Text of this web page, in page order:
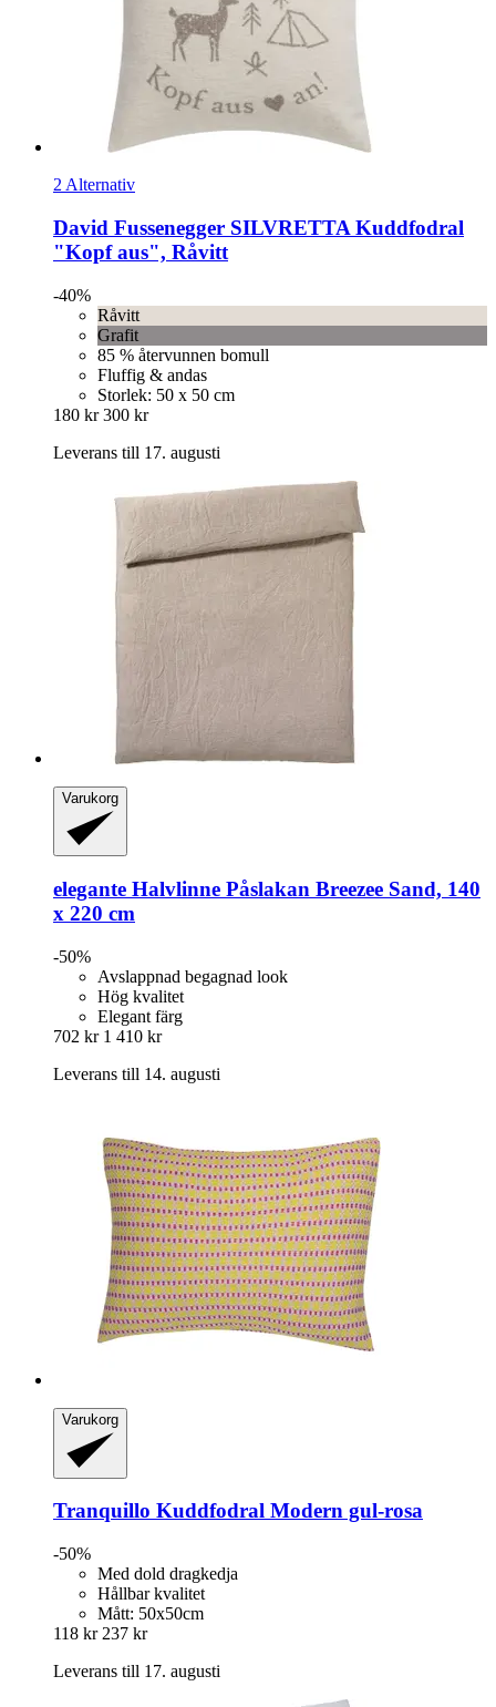
2 Alternativ
David Fussenegger SILVRETTA Kuddfodral
"Kopf aus", Råvitt
-40%
Råvitt
Grafit
85 % återvunnen bomull
Fluffig & andas
Storlek: 50 x 50 cm
180 kr 300 kr
Leverans till 17. augusti
Varukorg
elegante Halvlinne Påslakan Breezee Sand, 140
x 220 cm
-50%
Avslappnad begagnad look
Hög kvalitet
Elegant färg
702 kr 1 410 kr
Leverans till 14. augusti
Varukorg
Tranquillo Kuddfodral Modern gul-​rosa
-50%
Med dold dragkedja
Hållbar kvalitet
Mått: 50x50cm
118 kr 237 kr
Leverans till 17. augusti